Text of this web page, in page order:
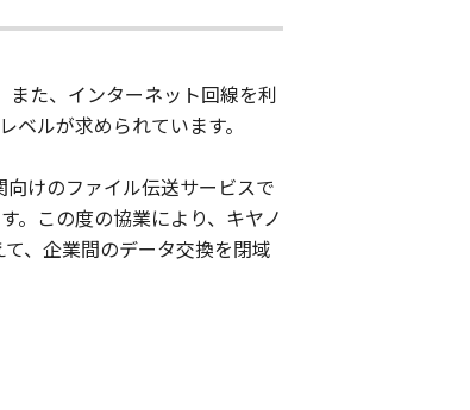
た、インターネット回線を利
ルが求められています。
けのファイル伝送サービスで
。この度の協業により、キヤノ
、企業間のデータ交換を閉域